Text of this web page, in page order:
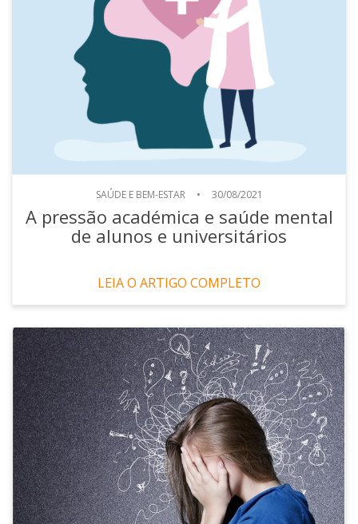
SAÚDE E BEM-ESTAR • 30/08/2021
A pressão académica e saúde mental
de alunos e universitários
LEIA O ARTIGO COMPLETO